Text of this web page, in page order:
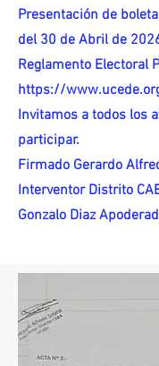
Presentación de
del 30 de Abril de
Reglamento Electoral
https://
Invitamos a todos los
participar.
Firmado Gerardo
Interventor Distrito
Gonzalo Diaz